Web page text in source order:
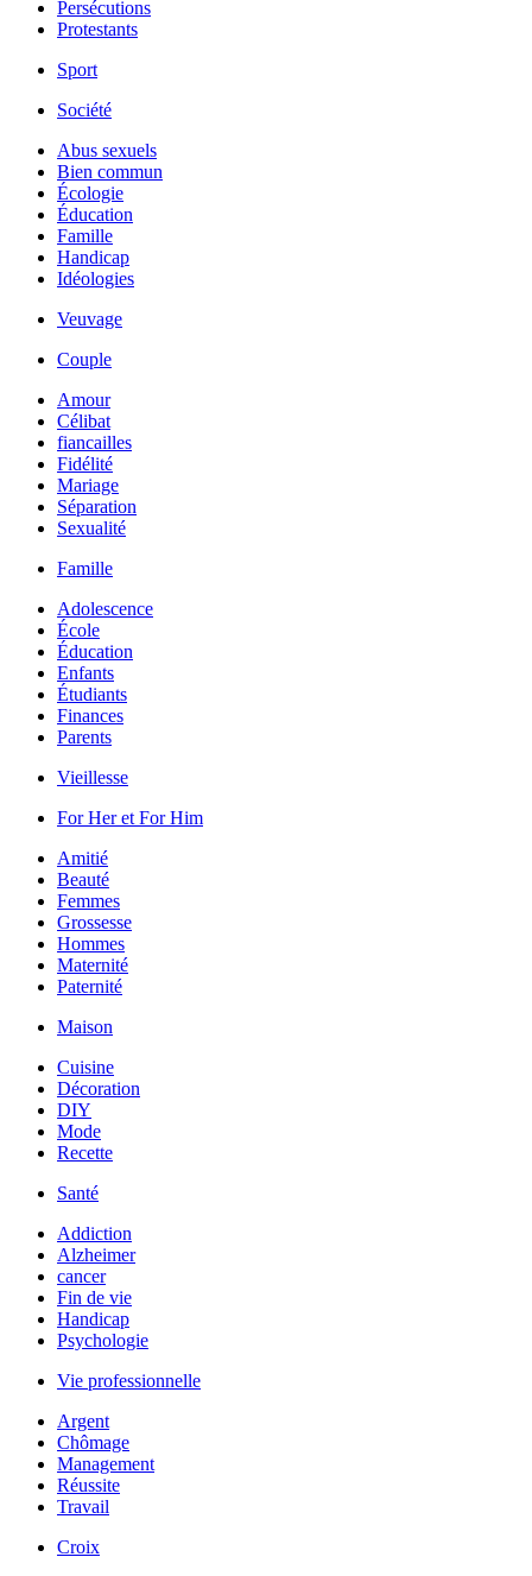
Persécutions
Protestants
Sport
Société
Abus sexuels
Bien commun
Écologie
Éducation
Famille
Handicap
Idéologies
Veuvage
Couple
Amour
Célibat
fiancailles
Fidélité
Mariage
Séparation
Sexualité
Famille
Adolescence
École
Éducation
Enfants
Étudiants
Finances
Parents
Vieillesse
For Her et For Him
Amitié
Beauté
Femmes
Grossesse
Hommes
Maternité
Paternité
Maison
Cuisine
Décoration
DIY
Mode
Recette
Santé
Addiction
Alzheimer
cancer
Fin de vie
Handicap
Psychologie
Vie professionnelle
Argent
Chômage
Management
Réussite
Travail
Croix